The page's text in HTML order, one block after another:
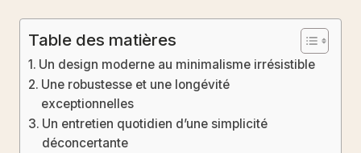
Table des matières
Un design moderne au minimalisme irrésistible
Une robustesse et une longévité
exceptionnelles
Un entretien quotidien d’une simplicité
déconcertante